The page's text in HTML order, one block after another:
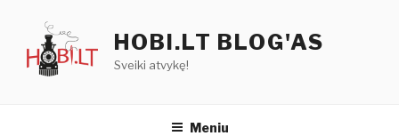
turinio
HOBI.LT BLOG'AS
Sveiki atvykę!
Meniu